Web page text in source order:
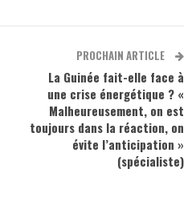
PROCHAIN ARTICLE
La Guinée fait-elle face à
une crise énergétique ? «
Malheureusement, on est
toujours dans la réaction, on
évite l’anticipation »
(spécialiste)